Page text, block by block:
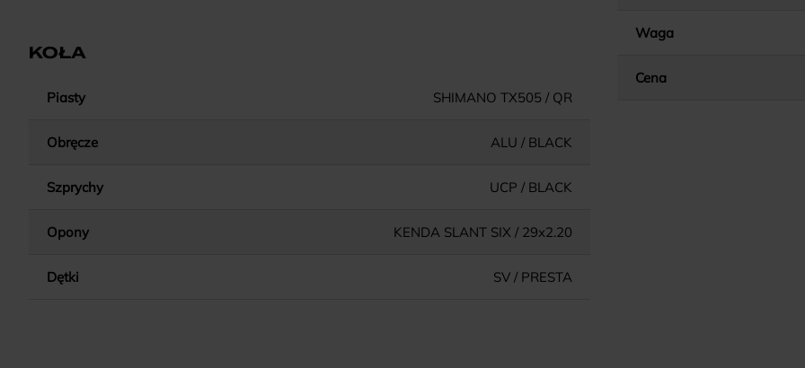
KOŁA
Piasty SHIMANO TX505 / QR
Obręcze ALU / BLACK
Szprychy UCP / BLACK
Opony KENDA SLANT SIX / 29x2.20
Dętki SV / PRESTA
Waga
Cena